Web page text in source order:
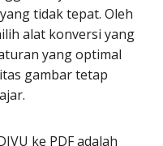
tidak tepat. Oleh
alat konversi yang
yang optimal
gambar tetap
ke PDF adalah